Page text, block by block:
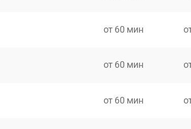
от 60 мин
от 60 мин
от 60 мин